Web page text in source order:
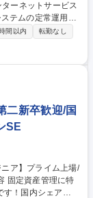
テムの定常運用・
の刷新・提案とい
善・自動化（運用
保守（バッチ処理
らの問い合わせ対
としての活躍を期
間以内
転勤なし
二新卒歓迎/国
SE
す！国内シェアナ